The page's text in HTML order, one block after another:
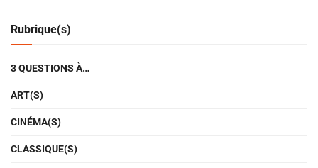
Rubrique(s)
3 QUESTIONS À…
ART(S)
CINÉMA(S)
CLASSIQUE(S)